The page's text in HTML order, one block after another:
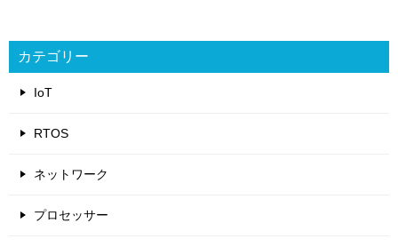
カテゴリー
IoT
RTOS
ネットワーク
プロセッサー